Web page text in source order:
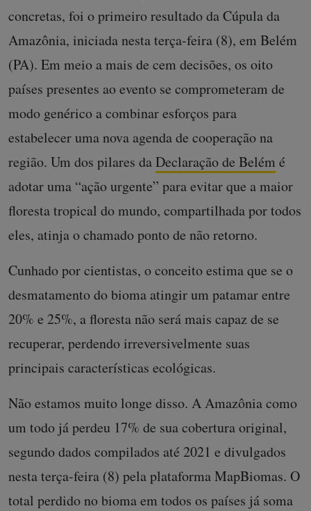
concretas, foi o primeiro resultado da Cúpula da
Amazônia, iniciada nesta terça-feira (8), em Belém
(PA). Em meio a mais de cem decisões, os oito
países presentes ao evento se comprometeram de
modo genérico a combinar esforços para
estabelecer uma nova agenda de cooperação na
região. Um dos pilares daDeclaração de Belém é
adotar uma “ação urgente” para evitar que a maior
floresta tropical do mundo, compartilhada por todos
eles, atinja o chamado ponto de não retorno.
Cunhado por cientistas, o conceito estima que se o
desmatamento do bioma atingir um patamar entre
20% e 25%, a floresta não será mais capaz de se
recuperar, perdendo irreversivelmente suas
principais características ecológicas.
Não estamos muito longe disso. A Amazônia como
um todo já perdeu 17% de sua cobertura original,
segundo dados compilados até 2021 e divulgados
nesta terça-feira (8) pela plataforma MapBiomas. O
total perdido no bioma em todos os países já soma